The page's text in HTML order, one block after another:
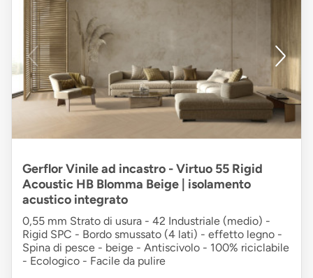
Gerflor Vinile ad incastro - Virtuo 55 Rigid
Acoustic HB Blomma Beige | isolamento
acustico integrato
0,55 mm Strato di usura - 42 Industriale (medio) -
Rigid SPC - Bordo smussato (4 lati) - effetto legno -
Spina di pesce - beige - Antiscivolo - 100% riciclabile
- Ecologico - Facile da pulire